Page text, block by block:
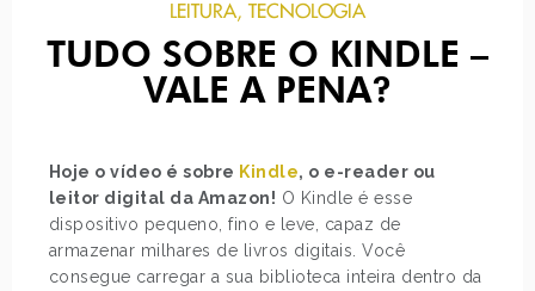
LEITURA, TECNOLOGIA
TUDO SOBRE O KINDLE –
VALE A PENA?
Hoje o vídeo é sobre Kindle, o e-reader ou
leitor digital da Amazon! O Kindle é esse
dispositivo pequeno, fino e leve, capaz de
armazenar milhares de livros digitais. Você
consegue carregar a sua biblioteca inteira dentro da